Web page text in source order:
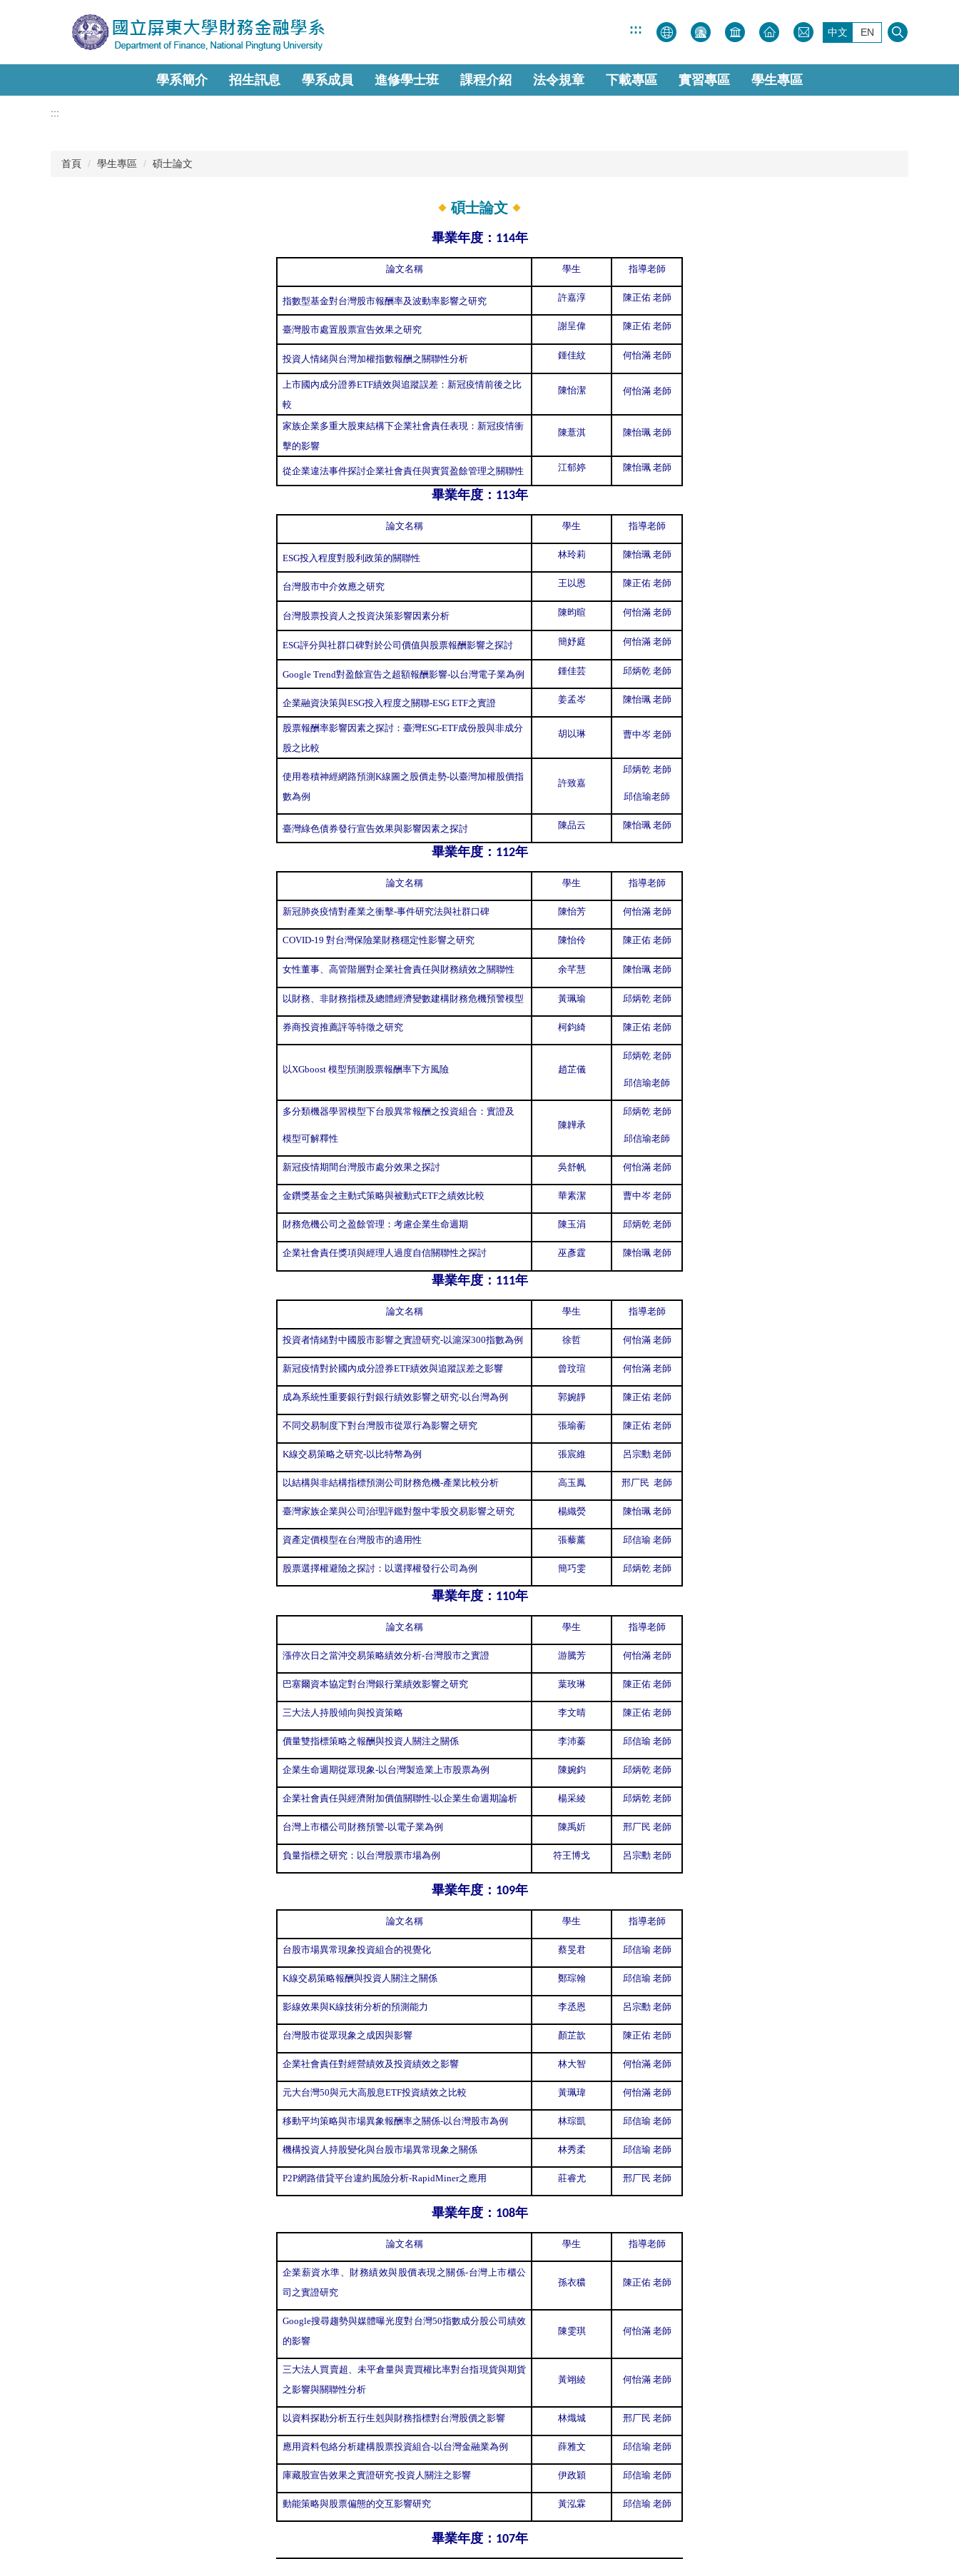
::: 中文 EN
學系簡介 招生訊息 學系成員 進修學士班 課程介紹 法令規章 下載專區 實習專區 學生專區
:::
首頁 學生專區 碩士論文
碩士論文
畢業年度： 114年
論文名稱 學生 指導老師
指數型基金對台灣股市報酬率及波動率影響之研究 許嘉淳 陳正佑 老師
臺灣股市處置股票宣告效果之研究 謝呈偉 陳正佑 老師
投資人情緒與台灣加權指數報酬之關聯性分析 鍾佳紋 何怡滿 老師
上市國內成分證券ETF績效與追蹤誤差：新冠疫情前後之比
較
陳怡潔 何怡滿 老師
家族企業多重大股東結構下企業社會責任表現：新冠疫情衝
擊的影響
陳薏淇 陳怡珮 老師
從企業違法事件探討企業社會責任與實質盈餘管理之關聯性 江郁婷 陳怡珮 老師
畢業年度： 113年
論文名稱 學生 指導老師
ESG投入程度對股利政策的關聯性 林玲莉 陳怡珮 老師
台灣股市中介效應之研究 王以恩 陳正佑 老師
台灣股票投資人之投資決策影響因素分析 陳昀暄 何怡滿 老師
ESG評分與社群口碑對於公司價值與股票報酬影響之探討 簡妤庭 何怡滿 老師
Google Trend對盈餘宣告之超額報酬影響-以台灣電子業為例 鍾佳芸 邱炳乾 老師
企業融資決策與ESG投入程度之關聯-ESG ETF之實證 姜孟岑 陳怡珮 老師
股票報酬率影響因素之探討：臺灣ESG-ETF成份股與非成分
股之比較
胡以琳 曹中岑 老師
使用卷積神經網路預測K線圖之股價走勢-以臺灣加權股價指
數為例
許致嘉
邱炳乾 老師
邱信瑜老師
臺灣綠色債券發行宣告效果與影響因素之探討 陳品云 陳怡珮 老師
畢業年度： 112年
論文名稱 學生 指導老師
新冠肺炎疫情對產業之衝擊-事件研究法與社群口碑 陳怡芳 何怡滿 老師
COVID-19 對台灣保險業財務穩定性影響之研究 陳怡伶 陳正佑 老師
女性董事、高管階層對企業社會責任與財務績效之關聯性 余芊慧 陳怡珮 老師
以財務、非財務指標及總體經濟變數建構財務危機預警模型 黃珮瑜 邱炳乾 老師
券商投資推薦評等特徵之研究 柯鈞綺 陳正佑 老師
以XGboost 模型預測股票報酬率下方風險 趙芷儀
邱炳乾 老師
邱信瑜老師
多分類機器學習模型下台股異常報酬之投資組合：實證及
模型可解釋性
陳韡承
邱炳乾 老師
邱信瑜老師
新冠疫情期間台灣股市處分效果之探討 吳舒帆 何怡滿 老師
金鑽獎基金之主動式策略與被動式ETF之績效比較 華素潔 曹中岑 老師
財務危機公司之盈餘管理：考慮企業生命週期 陳玉涓 邱炳乾 老師
企業社會責任獎項與經理人過度自信關聯性之探討 巫彥霆 陳怡珮 老師
畢業年度： 111年
論文名稱 學生 指導老師
投資者情緒對中國股市影響之實證研究-以滬深300指數為例 徐哲 何怡滿 老師
新冠疫情對於國內成分證券ETF績效與追蹤誤差之影響 曾玟瑄 何怡滿 老師
成為系統性重要銀行對銀行績效影響之研究-以台灣為例 郭婉靜 陳正佑 老師
不同交易制度下對台灣股市從眾行為影響之研究 張瑜蘅 陳正佑老師
K線交易策略之研究-以比特幣為例 張宸維 呂宗勳 老師
以結構與非結構指標預測公司財務危機-產業比較分析 高玉鳳 邢厂民 老師
臺灣家族企業與公司治理評鑑對盤中零股交易影響之研究 楊織熒 陳怡珮 老師
資產定價模型在台灣股市的適用性 張藜薰 邱信瑜 老師
股票選擇權避險之探討：以選擇權發行公司為例 簡巧雯 邱炳乾 老師
畢業年度： 110年
論文名稱 學生 指導老師
漲停次日之當沖交易策略績效分析-台灣股市之實證 游騰芳 何怡滿 老師
巴塞爾資本協定對台灣銀行業績效影響之研究 葉玫琳 陳正佑 老師
三大法人持股傾向與投資策略 李文晴 陳正佑 老師
價量雙指標策略之報酬與投資人關注之關係 李沛蓁 邱信瑜 老師
企業生命週期從眾現象-以台灣製造業上市股票為例 陳婉鈞 邱炳乾 老師
企業社會責任與經濟附加價值關聯性-以企業生命週期論析 楊采綾 邱炳乾 老師
台灣上市櫃公司財務預警-以電子業為例 陳禹妡 邢厂民 老師
負量指標之研究：以台灣股票市場為例 符王博戈 呂宗勳 老師
畢業年度： 109年
論文名稱 學生 指導老師
台股市場異常現象投資組合的視覺化 蔡旻君 邱信瑜 老師
K線交易策略報酬與投資人關注之關係 鄭琮翰 邱信瑜 老師
影線效果與K線技術分析的預測能力 李丞恩 呂宗勳 老師
台灣股市從眾現象之成因與影響 顏芷歆 陳正佑 老師
企業社會責任對經營績效及投資績效之影響 林大智 何怡滿 老師
元大台灣50與元大高股息ETF投資績效之比較 黃珮瑋 何怡滿 老師
移動平均策略與市場異象報酬率之關係-以台灣股市為例 林琮凱 邱信瑜 老師
機構投資人持股變化與台股市場異常現象之關係 林秀柔 邱信瑜 老師
P2P網路借貸平台違約風險分析-RapidMiner之應用 莊睿尤 邢厂民 老師
畢業年度： 108年
論文名稱 學生 指導老師
企業薪資水準、財務績效與股價表現之關係-台灣上市櫃公
司之實證研究
孫衣穠 陳正佑 老師
Google搜尋趨勢與媒體曝光度對台灣50指數成分股公司績效
的影響
陳雯琪 何怡滿 老師
三大法人買賣超、未平倉量與賣買權比率對台指現貨與期貨
之影響與關聯性分析
黃翊綾 何怡滿 老師
以資料探勘分析五行生剋與財務指標對台灣股價之影響 林熾城 邢厂民 老師
應用資料包絡分析建構股票投資組合-以台灣金融業為例 薛雅文 邱信瑜 老師
庫藏股宣告效果之實證研究-投資人關注之影響 伊政穎 邱信瑜 老師
動能策略與股票偏態的交互影響研究 黃泓霖 邱信瑜 老師
畢業年度： 107年